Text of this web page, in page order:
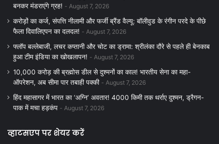
बनकर मंडराएंगे ग्रह!
August 7, 2026
करोड़ों का कर्ज, संपत्ति नीलामी और फर्जी ब्रैंड वैल्यू: बॉलीवुड के रंगीन परदे के पीछे
फैला दिवालिएपन का दलदल!
August 7, 2026
फ्लॉप बल्लेबाजी, लचर कप्तानी और चोट का ड्रामा: श्रीलंका दौरे से पहले ही बेनकाब
हुआ टीम इंडिया का खोखलापन!
August 7, 2026
10,000 करोड़ की ब्रह्मोस डील से दुश्मनों का काल! भारतीय सेना का महा-
ऑपरेशन, अब सीमा पार तबाही पक्की
August 7, 2026
हिंद महासागर में भारत का ‘अग्नि’ अवतार! 4000 किमी तक थर्राए दुश्मन, ड्रैगन-
पाक में मचा हड़कंप
August 7, 2026
व्हाटसएप पर शेयर करें